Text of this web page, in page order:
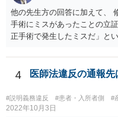
他の先生方の回答に加えて、
手術にミスがあったことの立
正手術で発生したミスだ」と
検討なさっているのであれば
して対応を決めることを強く
4 医師法違反の通報
#説明義務違反 #患者・入所者側 #
2022年10月3日